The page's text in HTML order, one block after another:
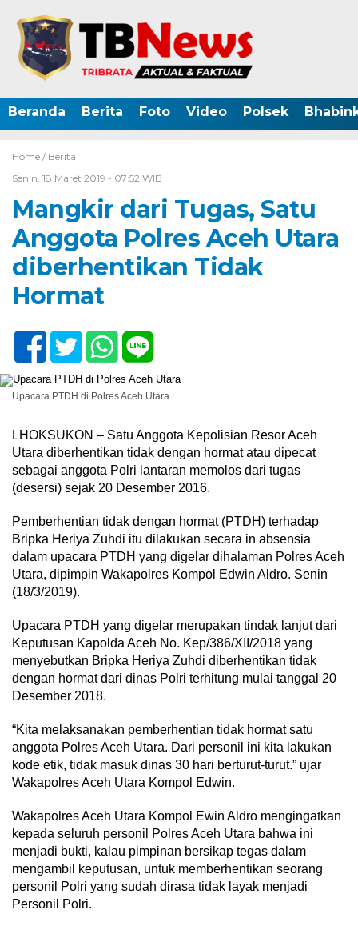
Beranda Berita Foto Video Polsek
Home / Berita
Senin, 18 Maret 2019 - 07:52 WIB
Mangkir dari Tugas, Satu
Anggota Polres Aceh Utara
diberhentikan Tidak
Hormat
Upacara PTDH di Polres Aceh Utara
LHOKSUKON – Satu Anggota Kepolisian Resor Aceh
Utara diberhentikan tidak dengan hormat atau dipecat
sebagai anggota Polri lantaran memolos dari tugas
(desersi) sejak 20 Desember 2016.
Pemberhentian tidak dengan hormat (PTDH) terhadap
Bripka Heriya Zuhdi itu dilakukan secara in absensia
dalam upacara PTDH yang digelar dihalaman Polres Aceh
Utara, dipimpin Wakapolres Kompol Edwin Aldro. Senin
(18/3/2019).
Upacara PTDH yang digelar merupakan tindak lanjut dari
Keputusan Kapolda Aceh No. Kep/386/XII/2018 yang
menyebutkan Bripka Heriya Zuhdi diberhentikan tidak
dengan hormat dari dinas Polri terhitung mulai tanggal 20
Desember 2018.
“Kita melaksanakan pemberhentian tidak hormat satu
anggota Polres Aceh Utara. Dari personil ini kita lakukan
kode etik, tidak masuk dinas 30 hari berturut-turut.” ujar
Wakapolres Aceh Utara Kompol Edwin.
Wakapolres Aceh Utara Kompol Ewin Aldro mengingatkan
kepada seluruh personil Polres Aceh Utara bahwa ini
menjadi bukti, kalau pimpinan bersikap tegas dalam
mengambil keputusan, untuk memberhentikan seorang
personil Polri yang sudah dirasa tidak layak menjadi
Personil Polri.